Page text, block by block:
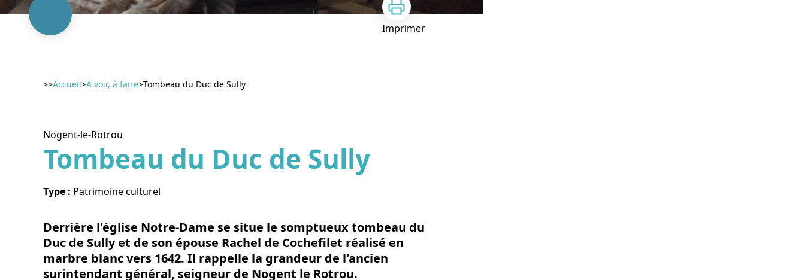
Imprimer
>>Accueil>A voir, à faire>Tombeau du Duc de Sully
Nogent-le-Rotrou
Tombeau du Duc de Sully
Type : Patrimoine culturel
Derrière l'église Notre-Dame se situe le somptueux tombeau du
Duc de Sully et de son épouse Rachel de Cochefilet réalisé en
marbre blanc vers 1642. Il rappelle la grandeur de l'ancien
surintendant général, seigneur de Nogent le Rotrou.